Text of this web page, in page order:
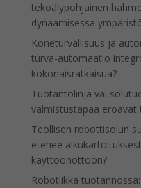
tekoälypohjainen
dynaamisessa
Koneturvallisuus ja
turva-automaatio
kokonaisratkaisua?
Tuotantolinja vai
valmistustapaa eroavat
Teollisen robottisolun
etenee
käyttöönottoon?
Robotiikka